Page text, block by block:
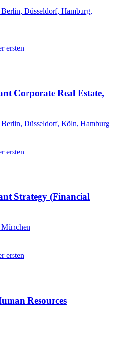
Düsseldorf, Hamburg,
ersten
Corporate Real Estate,
Düsseldorf, Köln, Hamburg
ersten
Strategy (Financial
ersten
Resources